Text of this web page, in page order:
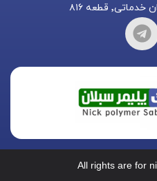
All rights are for